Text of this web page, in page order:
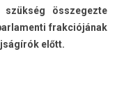
összegez­te
frak­ciójának
előtt.